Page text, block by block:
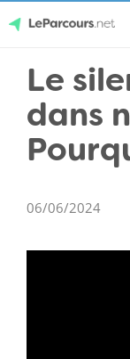
content
LeParcours.net
Le
dans
06/06/2024